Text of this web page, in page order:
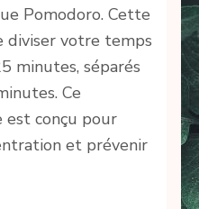
Pomodoro. Cette
diviser votre temps
minutes, séparés
Ce
est conçu pour
et prévenir